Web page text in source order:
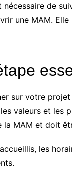
nécessaire de
une MAM.
sur votre
valeurs et
MAM et doit
les